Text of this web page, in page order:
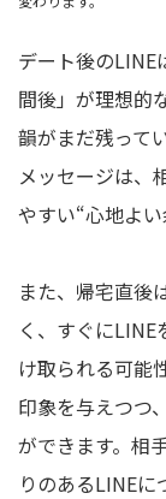
デート後のLINE
間後」が理想的
韻がまだ残って
メッセージは、
やすい“心地よい
また、帰宅直後
く、すぐに
け取られる可能
印象を与えつつ
ができます。相
りのあるLINEに